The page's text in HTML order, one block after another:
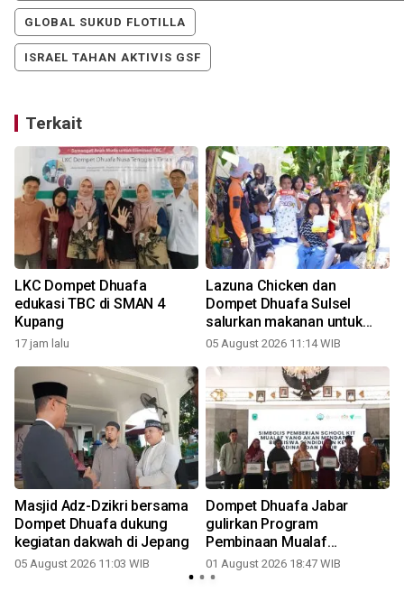
GLOBAL SUKUD FLOTILLA
ISRAEL TAHAN AKTIVIS GSF
Terkait
LKC Dompet Dhuafa
edukasi TBC di SMAN 4
Kupang
17 jam lalu
Lazuna Chicken dan
Dompet Dhuafa Sulsel
salurkan makanan untuk
warga terdampak kebakaran
05 August 2026 11:14 WIB
Masjid Adz-Dzikri bersama
Dompet Dhuafa dukung
kegiatan dakwah di Jepang
05 August 2026 11:03 WIB
Dompet Dhuafa Jabar
gulirkan Program
Pembinaan Mualaf
Indonesia
01 August 2026 18:47 WIB